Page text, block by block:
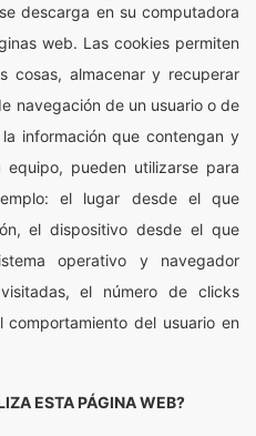
descarga en su computadora
web. Las cookies permiten
cosas, almacenar y recuperar
navegación de un usuario o de
información que contengan y
pueden utilizarse para
el lugar desde el que
el dispositivo desde el que
operativo y navegador
el número de clicks
del usuario en
ESTA PÁGINA WEB?